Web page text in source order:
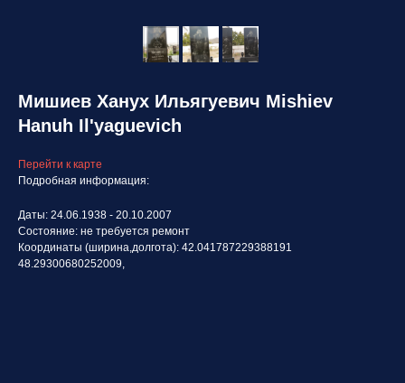
Мишиев Ханух Ильягуевич Mishiev
Hanuh Il'yaguevich
Перейти к карте
Подробная информация:
Даты: 24.06.1938 - 20.10.2007
Состояние: не требуется ремонт
Координаты (ширина,долгота): 42.041787229388191
48.29300680252009,